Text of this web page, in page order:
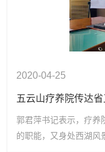
2020-04-25
郭君萍书记表示，疗养
的职能，又身处西湖